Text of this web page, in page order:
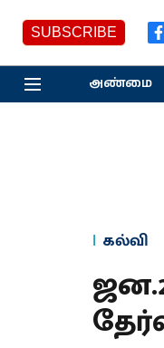
SUBSCRIBE
அண்மை
கல்வி